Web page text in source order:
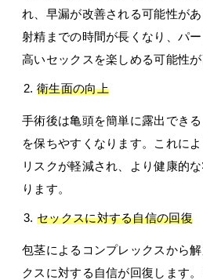
れ、早漏が改善される可能性があ
射精までの時間が長くなり、パ
高いセックスを楽しめる可能性が
衛生面の向上
手術後は亀頭を簡単に露出でき
を保ちやすくなります。これに
リスクが軽減され、より健康的
ります。
セックスに対する自信の回復
包茎によるコンプレックスから
クスに対する自信が回復します